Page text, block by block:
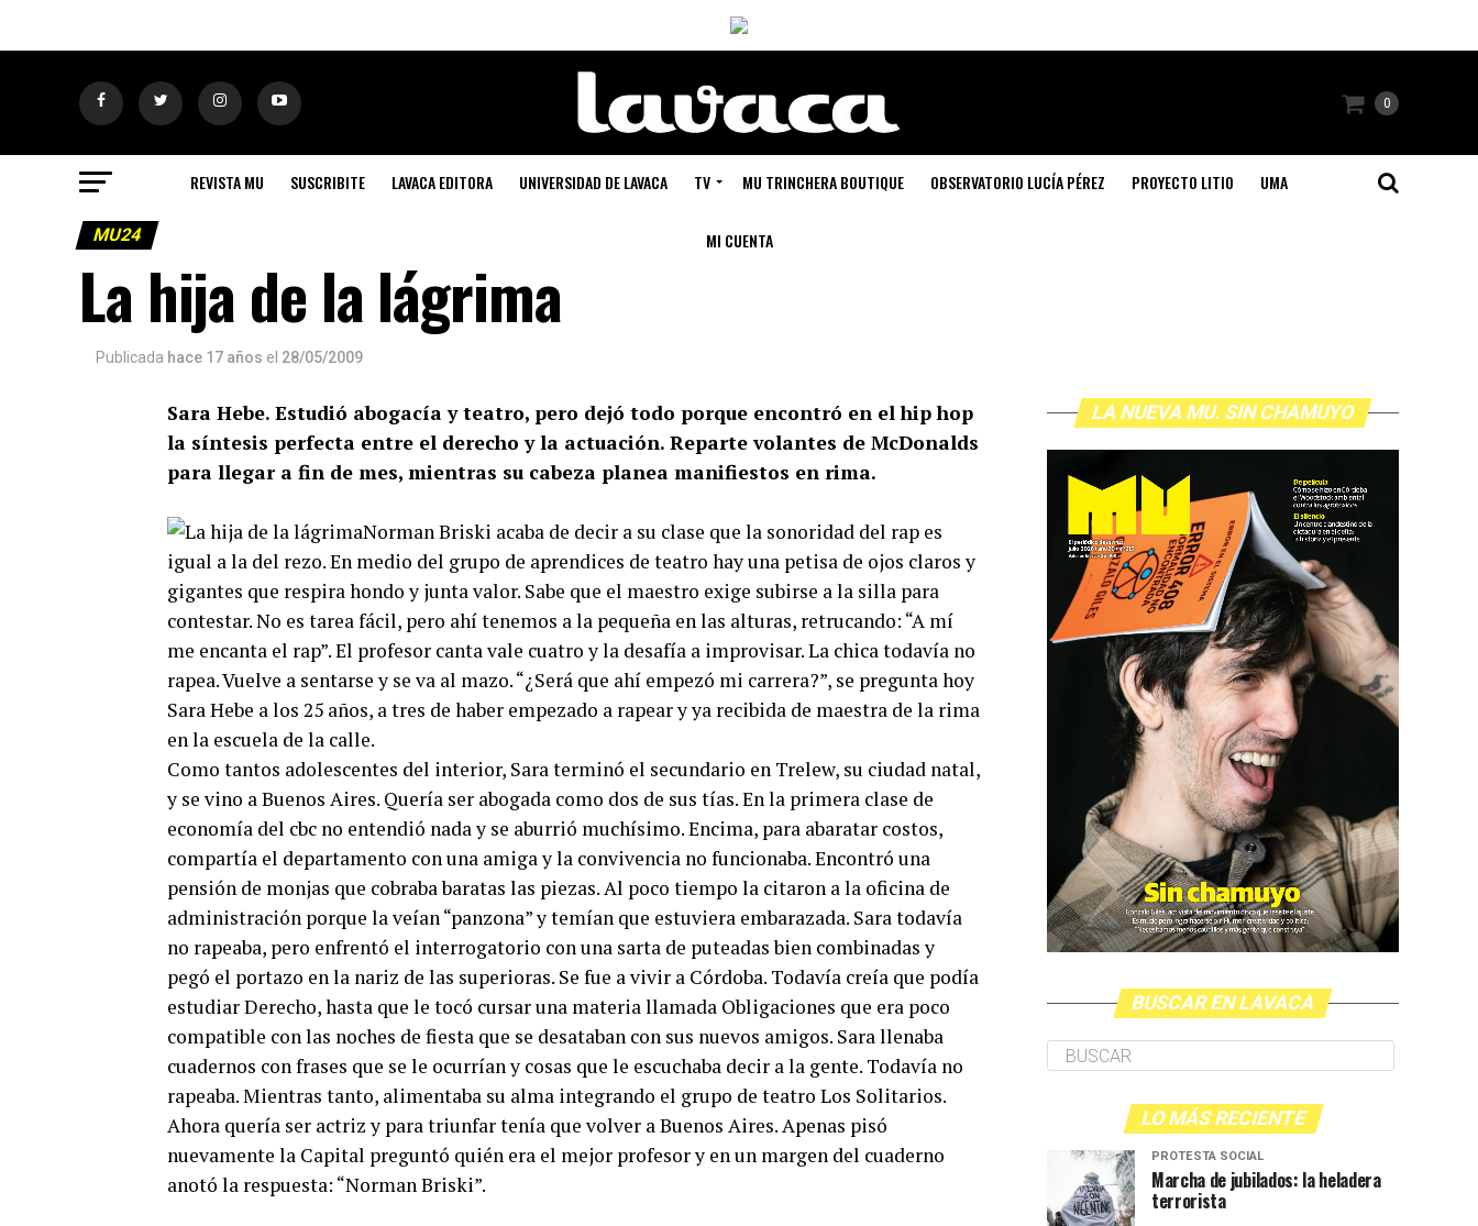
0
REVISTA MU SUSCRIBITE LAVACA EDITORA UNIVERSIDAD DE LAVACA TV MU TRINCHERA BOUTIQUE OBSERVATORIO LUCÍA PÉREZ PROYECTO LITIO UMA
MI CUENTA
MU24
La hija de la lágrima
Publicada hace 17 años el 28/05/2009
Sara Hebe. Estudió abogacía y teatro, pero dejó todo porque encontró en el hip hop
la síntesis perfecta entre el derecho y la actuación. Reparte volantes de McDonalds
para llegar a fin de mes, mientras su cabeza planea manifiestos en rima.
Norman Briski acaba de decir a su clase que la sonoridad del rap es
igual a la del rezo. En medio del grupo de aprendices de teatro hay una petisa de ojos claros y
gigantes que respira hondo y junta valor. Sabe que el maestro exige subirse a la silla para
contestar. No es tarea fácil, pero ahí tenemos a la pequeña en las alturas, retrucando: “A mí
me encanta el rap”. El profesor canta vale cuatro y la desafía a improvisar. La chica todavía no
rapea. Vuelve a sentarse y se va al mazo. “¿Será que ahí empezó mi carrera?”, se pregunta hoy
Sara Hebe a los 25 años, a tres de haber empezado a rapear y ya recibida de maestra de la rima
en la escuela de la calle.
Como tantos adolescentes del interior, Sara terminó el secundario en Trelew, su ciudad natal,
y se vino a Buenos Aires. Quería ser abogada como dos de sus tías. En la primera clase de
economía del cbc no entendió nada y se aburrió muchísimo. Encima, para abaratar costos,
compartía el departamento con una amiga y la convivencia no funcionaba. Encontró una
pensión de monjas que cobraba baratas las piezas. Al poco tiempo la citaron a la oficina de
administración porque la veían “panzona” y temían que estuviera embarazada. Sara todavía
no rapeaba, pero enfrentó el interrogatorio con una sarta de puteadas bien combinadas y
pegó el portazo en la nariz de las superioras. Se fue a vivir a Córdoba. Todavía creía que podía
estudiar Derecho, hasta que le tocó cursar una materia llamada Obligaciones que era poco
compatible con las noches de fiesta que se desataban con sus nuevos amigos. Sara llenaba
cuadernos con frases que se le ocurrían y cosas que le escuchaba decir a la gente. Todavía no
rapeaba. Mientras tanto, alimentaba su alma integrando el grupo de teatro Los Solitarios.
Ahora quería ser actriz y para triunfar tenía que volver a Buenos Aires. Apenas pisó
nuevamente la Capital preguntó quién era el mejor profesor y en un margen del cuaderno
anotó la respuesta: “Norman Briski”.
LA NUEVA MU. SIN CHAMUYO
BUSCAR EN LAVACA
LO MÁS RECIENTE
PROTESTA SOCIAL
Marcha de jubilados: la heladera
terrorista